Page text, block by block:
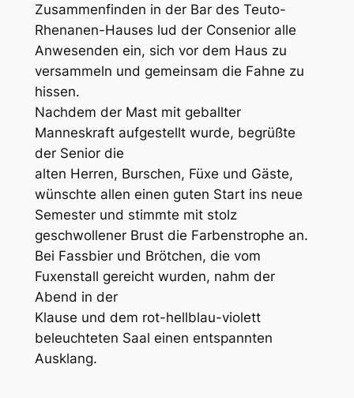
Zusammenfinden in der Bar des Teuto-
Rhenanen-Hauses lud der Consenior alle
Anwesenden ein, sich vor dem Haus zu
versammeln und gemeinsam die Fahne zu
hissen.
Nachdem der Mast mit geballter
Manneskraft aufgestellt wurde, begrüßte
der Senior die
alten Herren, Burschen, Füxe und Gäste,
wünschte allen einen guten Start ins neue
Semester und stimmte mit stolz
geschwollener Brust die Farbenstrophe an.
Bei Fassbier und Brötchen, die vom
Fuxenstall gereicht wurden, nahm der
Abend in der
Klause und dem rot-hellblau-violett
beleuchteten Saal einen entspannten
Ausklang.